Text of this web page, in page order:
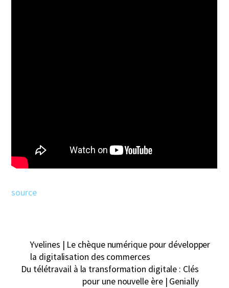
source
Yvelines | Le chèque numérique pour développer
la digitalisation des commerces
Du télétravail à la transformation digitale : Clés
pour une nouvelle ère | Genially